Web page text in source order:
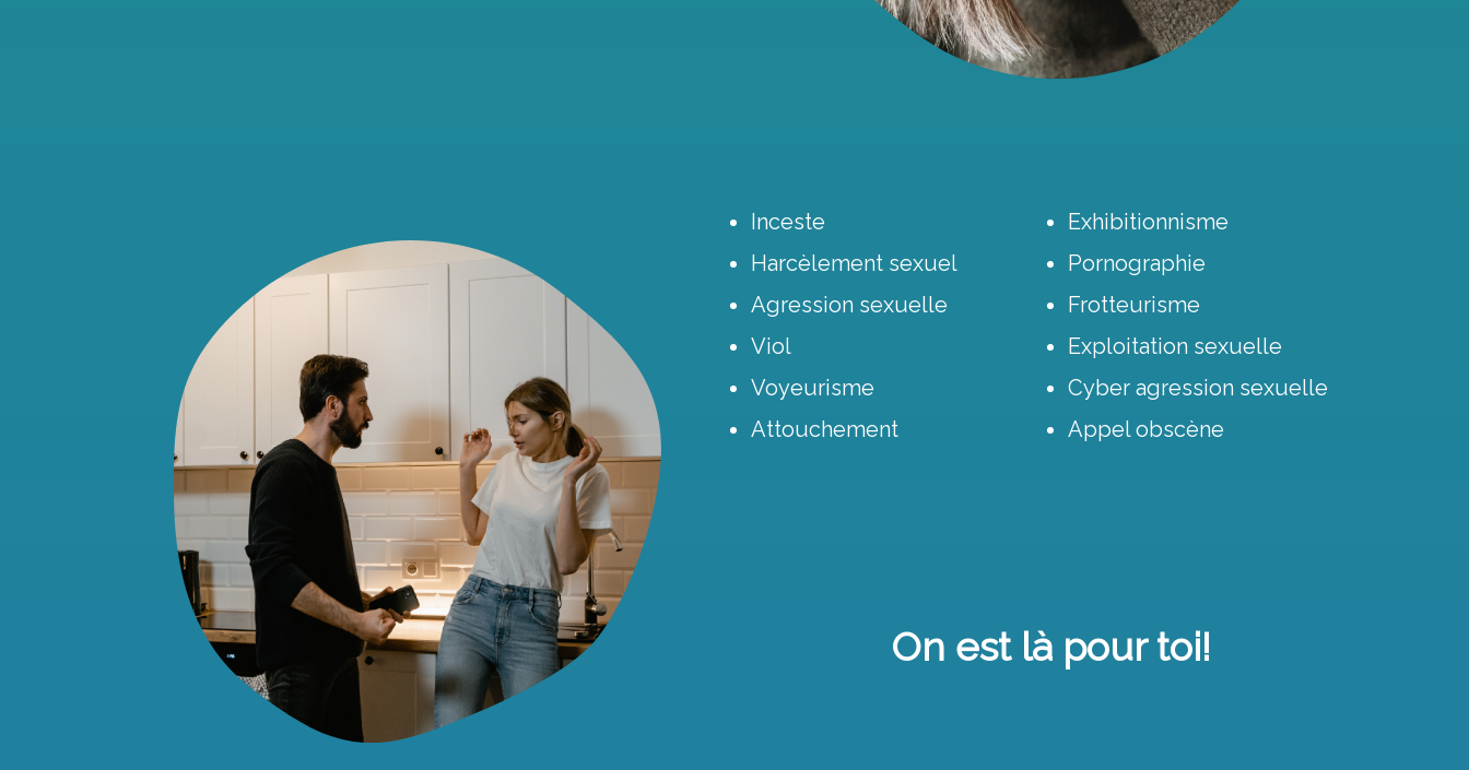
Inceste
Harcèlement sexuel
Agression sexuelle
Viol
Voyeurisme
Attouchement
Exhibitionnisme
Pornographie
Frotteurisme
Exploitation sexuelle
Cyber agression sexuelle
Appel obscène
On est là pour toi!